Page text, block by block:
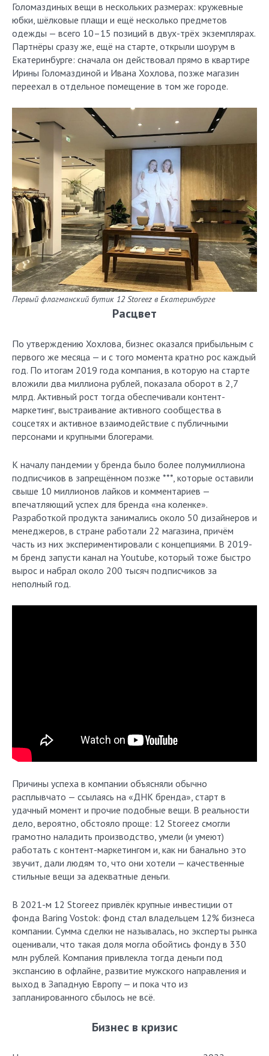
Голомаздиных вещи в нескольких размерах: кружевные
юбки, шёлковые плащи и ещё несколько предметов
одежды — всего 10–15 позиций в двух-трёх экземплярах.
Партнёры сразу же, ещё на старте, открыли шоурум в
Екатеринбурге: сначала он действовал прямо в квартире
Ирины Голомаздиной и Ивана Хохлова, позже магазин
переехал в отдельное помещение в том же городе.
Первый флагманский бутик 12 Storeez в Екатеринбурге
Расцвет
По утверждению Хохлова, бизнес оказался прибыльным с
первого же месяца — и с того момента кратно рос каждый
год. По итогам 2019 года компания, в которую на старте
вложили два миллиона рублей, показала оборот в 2,7
млрд. Активный рост тогда обеспечивали контент-
маркетинг, выстраивание активного сообщества в
соцсетях и активное взаимодействие с публичными
персонами и крупными блогерами.
К началу пандемии у бренда было более полумиллиона
подписчиков в запрещённом позже ***, которые оставили
свыше 10 миллионов лайков и комментариев —
впечатляющий успех для бренда «на коленке».
Разработкой продукта занимались около 50 дизайнеров и
менеджеров, в стране работали 22 магазина, причём
часть из них экспериментировали с концепциями. В 2019-
м бренд запусти канал на Youtube, который тоже быстро
вырос и набрал около 200 тысяч подписчиков за
неполный год.
Причины успеха в компании объясняли обычно
расплывчато — ссылаясь на «ДНК бренда», старт в
удачный момент и прочие подобные вещи. В реальности
дело, вероятно, обстояло проще: 12 Storeez смогли
грамотно наладить производство, умели (и умеют)
работать с контент-маркетингом и, как ни банально это
звучит, дали людям то, что они хотели — качественные
стильные вещи за адекватные деньги.
В 2021-м 12 Storeez привлёк крупные инвестиции от
фонда Baring Vostok: фонд стал владельцем 12% бизнеса
компании. Сумма сделки не называлась, но эксперты рынка
оценивали, что такая доля могла обойтись фонду в 330
млн рублей. Компания привлекла тогда деньги под
экспансию в офлайне, развитие мужского направления и
выход в Западную Европу — и пока что из
запланированного сбылось не всё.
Бизнес в кризис